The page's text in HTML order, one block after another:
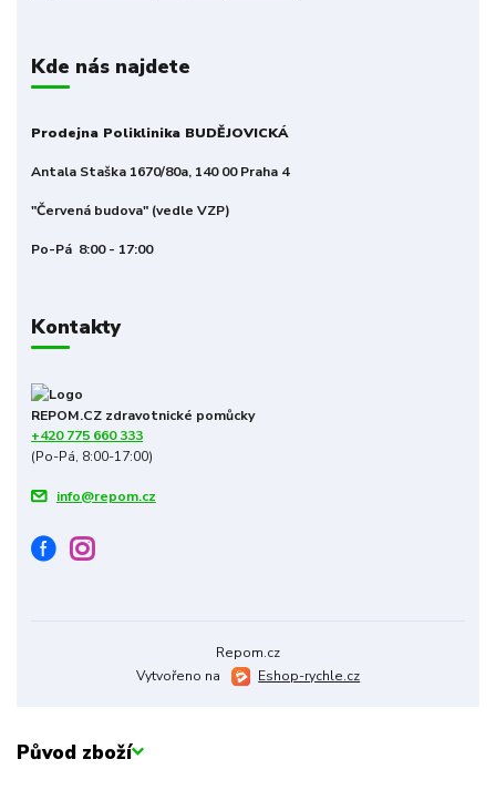
Kde nás najdete
Prodejna Poliklinika BUDĚJOVICKÁ
Antala Staška 1670/80a, 140 00 Praha 4
"Červená budova" (vedle VZP)
Po-Pá 8:00 - 17:00
Kontakty
REPOM.CZ zdravotnické pomůcky
+420 775 660 333
(Po-Pá, 8:00-17:00)
info@repom.cz
Repom.cz
Vytvořeno na
Eshop-rychle.cz
Původ zboží